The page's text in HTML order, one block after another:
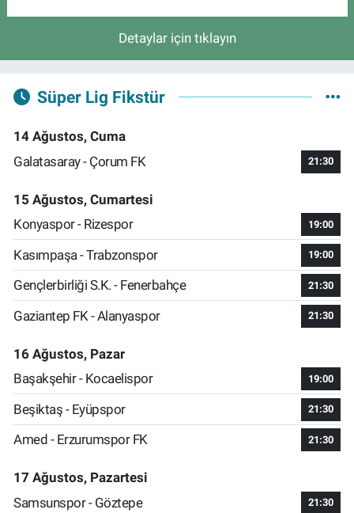
Detaylar için tıklayın
Süper Lig Fikstür
14 Ağustos, Cuma
Galatasaray - Çorum FK
21:30
15 Ağustos, Cumartesi
Konyaspor - Rizespor
19:00
Kasımpaşa - Trabzonspor 19:00
Gençlerbirliği S.K. - Fenerbahçe 21:30
Gaziantep FK - Alanyaspor 21:30
16 Ağustos, Pazar
Başakşehir - Kocaelispor
19:00
Beşiktaş - Eyüpspor 21:30
Amed - Erzurumspor FK 21:30
17 Ağustos, Pazartesi
Samsunspor - Göztepe
21:30